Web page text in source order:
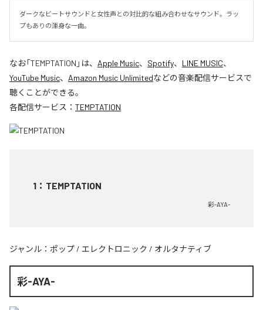
ダークなビートサウンドと女性声との対比的な組み合わせなサウンド。ラッ
プもありの渾身な一曲。
なお「TEMPTATION 」は、 Apple Music、 Spotify、 LINE MUSIC、
YouTube Music、 Amazon Music Unlimitedなどの音楽配信サービスで
聴くことができる。
各配信サービス： TEMPTATION
1 ： TEMPTATION
彩-AYA-
ジャンル： ポップ / エレクトロニック / オルタナティブ
彩-AYA-